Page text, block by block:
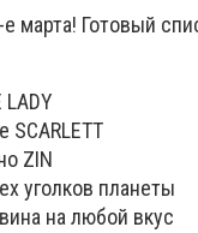
Готовый
ZIN
уголков планеты
на любой вкус